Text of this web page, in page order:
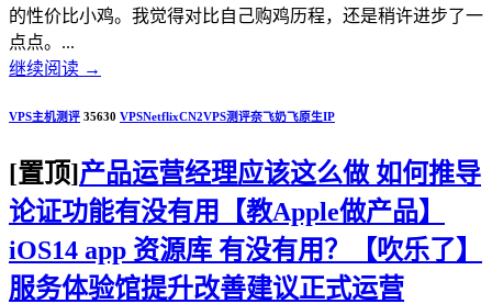
的性价比小鸡。我觉得对比自己购鸡历程，还是稍许进步了一
点点。...
继续阅读 →
VPS主机测评 35630 VPSNetflixCN2VPS测评奈飞奶飞原生IP
[置顶]产品运营经理应该这么做 如何推导
论证功能有没有用【教Apple做产品】
iOS14 app 资源库 有没有用？【吹乐了】
服务体验馆提升改善建议正式运营